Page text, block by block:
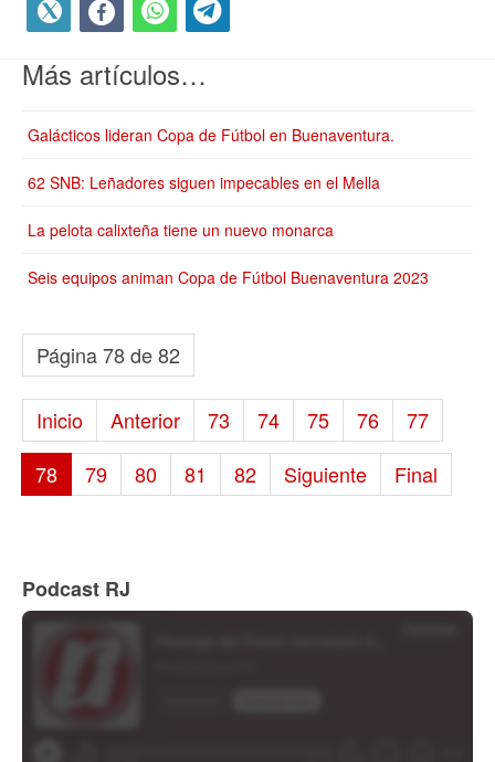
Más artículos…
Galácticos lideran Copa de Fútbol en Buenaventura.
62 SNB: Leñadores siguen impecables en el Mella
La pelota calixteña tiene un nuevo monarca
Seis equipos animan Copa de Fútbol Buenaventura 2023
Página 78 de 82
Inicio Anterior 73 74 75 76
77
78
79 80 81 82 Siguiente Final
Podcast RJ